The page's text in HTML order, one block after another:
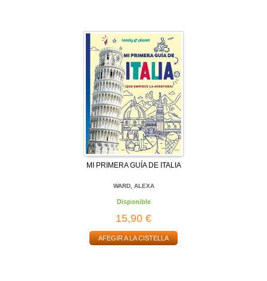
MI PRIMERA GUÍA DE ITALIA
WARD, ALEXA
Disponible
15,90 €
AFEGIR A LA CISTELLA